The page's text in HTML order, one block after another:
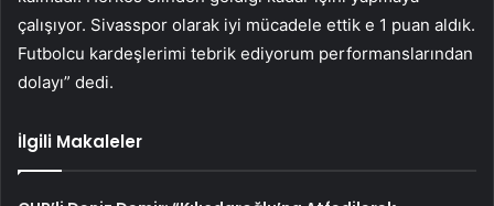
çalışıyor. Sivasspor olarak iyi mücadele ettik e 1 puan aldık.
Futbolcu kardeşlerimi tebrik ediyorum performanslarından
dolayı” dedi.
İlgili Makaleler